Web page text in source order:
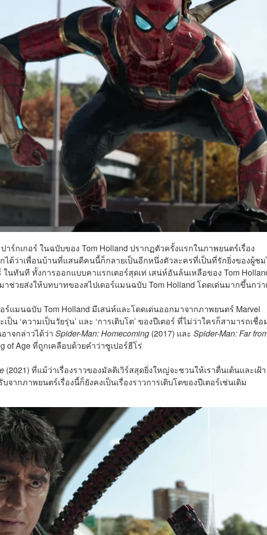
ร์กเกอร์ ในฉบับของ Tom Holland ปรากฏตัวครั้งแรกในภาพยนตร์เรื่อง
กได้ว่าเพื่อนบ้านที่แสนดีคนนี้ก็กลายเป็นอีกหนึ่งตัวละครที่เป็นที่รักยิ่งของผู้ช
นทันที ทั้งการออกแบบคาแรกเตอร์สุดเท่ เสน่ห์อันล้นเหลือของ Tom
ช่วยส่งให้บทบาทของสไปเดอร์แมนฉบับ Tom Holland โดดเด่นมากขึ้นกว่า
แมนฉบับ Tom Holland มีเสน่ห์และโดดเด่นออกมาจากภาพยนตร์ Marvel
ป็น ‘ความเป็นวัยรุ่น’ และ ‘การเติบโต’ ของปีเตอร์ ที่ไม่ว่าใครก็สามารถเชื่อ
าจกล่าวได้ว่า Spider-Man: Homecoming (2017) และ Spider-Man: Far
of Age ที่ถูกเคลือบด้วยคำว่าซูเปอร์ฮีโร่
(2021) ที่แม้ว่าเรื่องราวของมัลติเวิร์สสุดยิ่งใหญ่จะชวนให้เราตื่นเต้นและเฝ้า
จากภาพยนตร์เรื่องนี้ก็ยังคงเป็นเรื่องราวการเติบโตของปีเตอร์เช่นเดิม